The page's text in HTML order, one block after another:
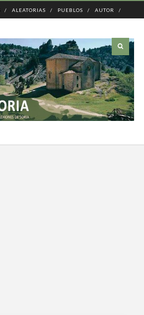
ALEATORIAS PUEBLOS AUTOR